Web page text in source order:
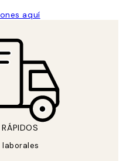
aquí